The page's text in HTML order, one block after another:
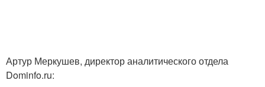
Артур Меркушев, директор аналитического отдела
Dominfo.ru: